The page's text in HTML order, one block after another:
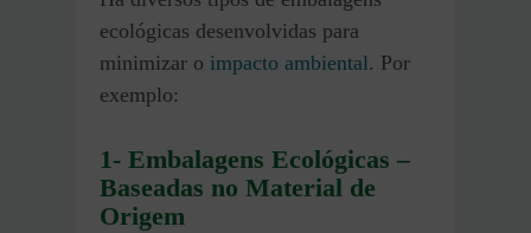
ecológicas desenvolvidas para
minimizar o impacto ambiental. Por
exemplo:
1- Embalagens Ecológicas –
Baseadas no Material de
Origem